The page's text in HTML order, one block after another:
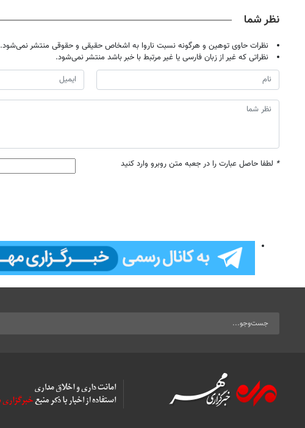
نظر شما
نظرات حاوی توهین و هرگونه نسبت ناروا به اشخاص حقیقی و حقوقی منتشر نمی‌شود.
نظراتی که غیر از زبان فارسی یا غیر مرتبط با خبر باشد منتشر نمی‌شود.
* لطفا حاصل عبارت را در جعبه متن روبرو وارد کنید